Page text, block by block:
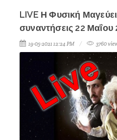
LIVE Η Φυσική Μαγεύει
συναντήσεις 22 Μαΐου
19-05-2021 12:24 PM 3760